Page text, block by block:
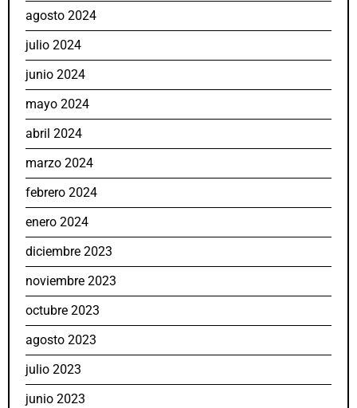
agosto 2024
julio 2024
junio 2024
mayo 2024
abril 2024
marzo 2024
febrero 2024
enero 2024
diciembre 2023
noviembre 2023
octubre 2023
agosto 2023
julio 2023
junio 2023